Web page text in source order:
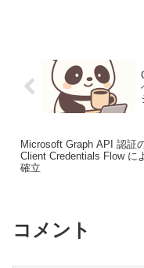
Microsoft Graph API 認証
Client Credentials Flow に
確立
コメント